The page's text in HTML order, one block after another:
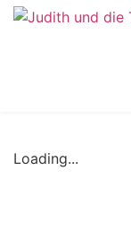
Loading...